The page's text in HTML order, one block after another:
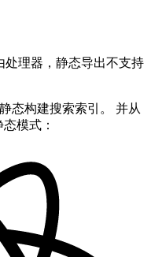
处理器，静态导出不支持
态构建搜索索引。 并从
模式：